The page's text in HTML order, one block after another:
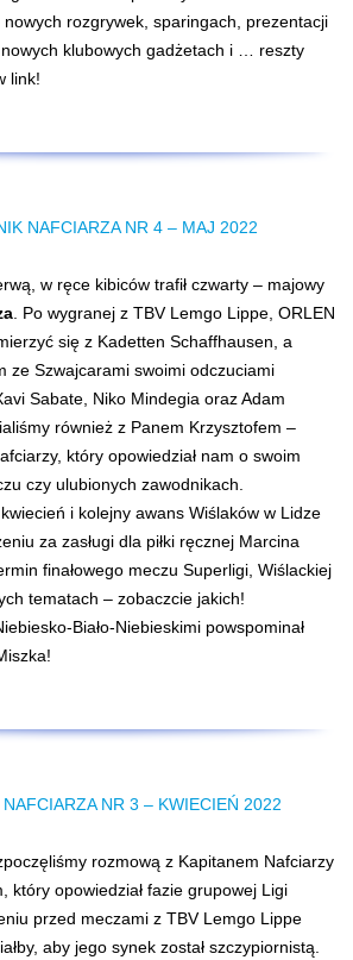
rozgrywek, sparingach, prezentacji
klubowych gadżetach i … reszty
link!
NAFCIARZA NR 4 – MAJ 2022
w ręce kibiców trafił czwarty – majowy
. Po wygranej z TBV Lemgo Lippe, ORLEN
się z Kadetten Schaffhausen, a
ze Szwajcarami swoimi odczuciami
Sabate, Niko Mindegia oraz Adam
również z Panem Krzysztofem –
który opowiedział nam o swoim
czy ulubionych zawodnikach.
i kolejny awans Wiślaków w Lidze
za zasługi dla piłki ręcznej Marcina
finałowego meczu Superligi, Wiślackiej
tematach – zobaczcie jakich!
Biało-Niebieskimi powspominał
NR 3 – KWIECIEŃ 2022
rozmową z Kapitanem Nafciarzy
który opowiedział fazie grupowej Ligi
przed meczami z TBV Lemgo Lippe
aby jego synek został szczypiornistą.